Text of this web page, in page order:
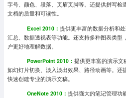
字号、颜色、段落、页眉页脚等。还提供拼写检
文档的质量和可读性。
Excel 2010： 提供更丰富的数据分析和
汇总、数据透视表等功能。还支持多种图表类型
户更好地理解数据。
PowerPoint 2010： 提供更丰富的演示文
如幻灯片切换、淡入淡出效果、路径动画等。还
快速创建专业的演示文稿。
OneNote 2010： 提供强大的笔记管理功